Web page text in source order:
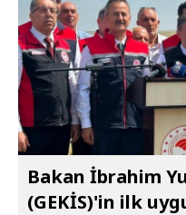
Bakan İbrahim
(GEKİS)'in ilk